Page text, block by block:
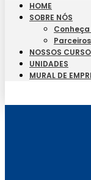
HOME
SOBRE NÓS
Conheça
Parceiros
NOSSOS
UNIDADES
MURAL DE